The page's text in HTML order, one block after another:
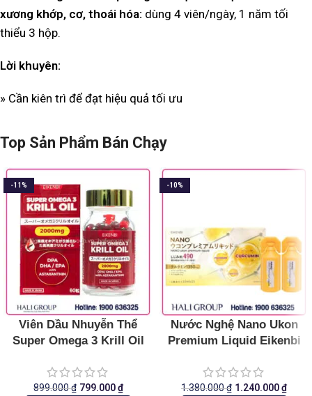
xương khớp, cơ, thoái hóa: dùng 4 viên/ngày, 1 năm tối
thiểu 3 hộp.
Lời khuyên:
» Cần kiên trì để đạt hiệu quả tối ưu
Top Sản Phẩm Bán Chạy
-11%
Viên Dầu Nhuyễn Thể
Super Omega 3 Krill Oil
899.000₫ 799.000₫
-10%
Nước Nghệ Nano Ukon
Premium Liquid Eikenbi
1.380.000₫ 1.240.000₫